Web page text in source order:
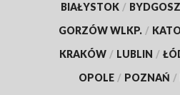
BIAŁYSTOK /
GORZÓW WLKP. /
KRAKÓW / LUBLIN /
OPOLE / POZNAŃ /